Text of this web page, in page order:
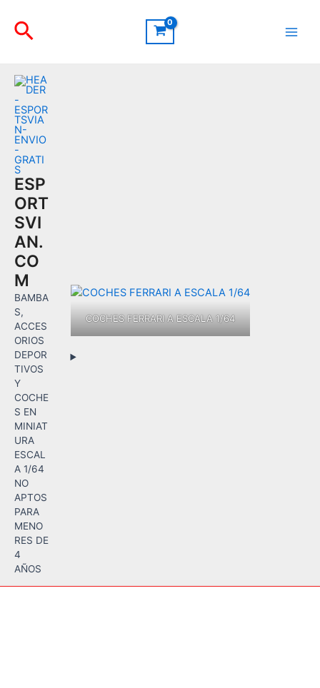
contenido
Buscar
ESP
ORT
SVI
AN.
CO
M
BAMBA
S,
ACCES
ORIOS
DEPOR
TIVOS
Y
COCHE
S EN
MINIAT
URA
ESCAL
A 1/64
NO
APTOS
PARA
MENO
RES DE
4
AÑOS
COCHES FERRARI A ESCALA 1/64